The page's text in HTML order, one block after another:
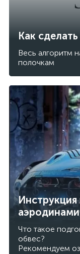
Как сделать
Весь алгоритм
полочкам
Инструкция
Что такое
обвес?
Рекомендуем